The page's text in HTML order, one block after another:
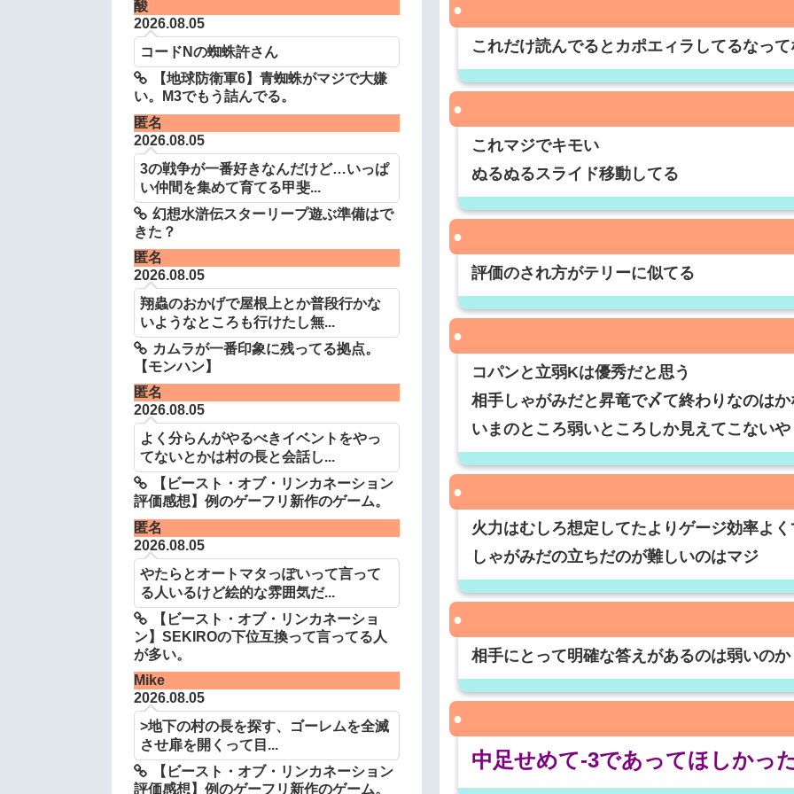
これだけ読んでるとカポエィラしてるなっ
これマジでキモい
ぬるぬるスライド移動してる
評価のされ方がテリーに似てる
コパンと立弱Kは優秀だと思う
相手しゃがみだと昇竜で〆て終わりなのは
いまのところ弱いところしか見えてこないや
火力はむしろ想定してたよりゲージ効率よ
しゃがみだの立ちだのが難しいのはマジ
相手にとって明確な答えがあるのは弱いのか
中足せめて-3であってほしかっ
酸
2026.08.05
コードNの蜘蛛許さん
【地球防衛軍6】青蜘蛛がマジで大嫌
い。M3でもう詰んでる。
匿名
2026.08.05
3の戦争が一番好きなんだけど…いっぱ
い仲間を集めて育てる甲斐...
幻想水滸伝スターリープ遊ぶ準備はで
きた？
匿名
2026.08.05
翔蟲のおかげで屋根上とか普段行かな
いようなところも行けたし無...
カムラが一番印象に残ってる拠点。
【モンハン】
匿名
2026.08.05
よく分らんがやるべきイベントをやっ
てないとかは村の長と会話し...
【ビースト・オブ・リンカネーション
評価感想】例のゲーフリ新作のゲーム。
匿名
2026.08.05
やたらとオートマタっぽいって言って
る人いるけど絵的な雰囲気だ...
【ビースト・オブ・リンカネーショ
ン】SEKIROの下位互換って言ってる人
が多い。
Mike
2026.08.05
>地下の村の長を探す、ゴーレムを全滅
させ扉を開くって目...
【ビースト・オブ・リンカネーション
評価感想】例のゲーフリ新作のゲーム。